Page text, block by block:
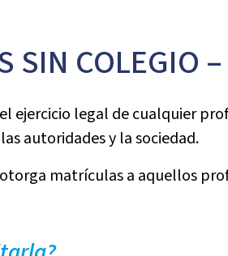
SIN COLEGIO
ejercicio legal de cualquier
autoridades y la sociedad.
matrículas a aquellos